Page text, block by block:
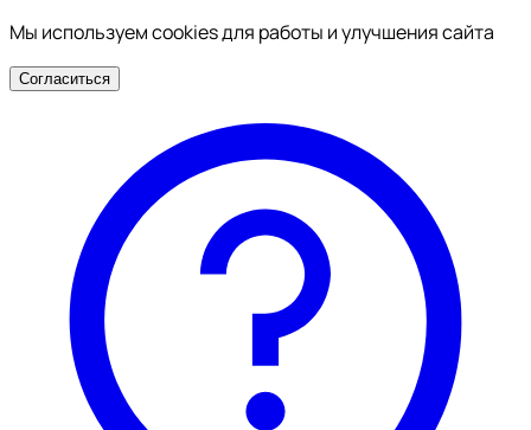
Мы используем cookies для работы и улучшения сайта
Согласиться